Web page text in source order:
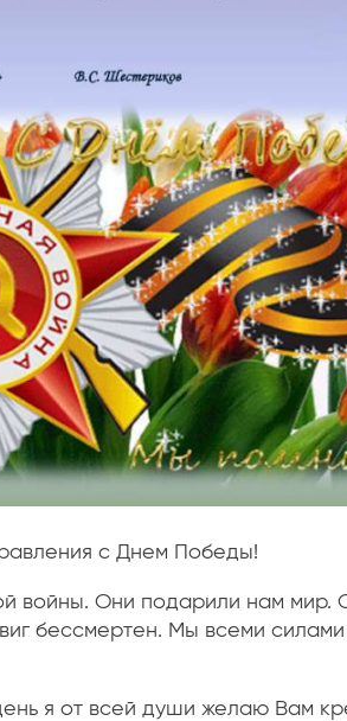
с Днем Победы!
войны. Они подарили нам мир.
бессмертен. Мы всеми
я от всей души желаю Вам